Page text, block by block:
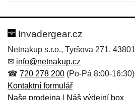
Invadergear.cz
Netnakup s.r.o., Tyršova 271,
✉ info@netnakup.cz
☎ 720 278 200 (Po-Pá 8:00-16:30)
Kontaktní formulář
Naše prodejna
Náš výdejní box